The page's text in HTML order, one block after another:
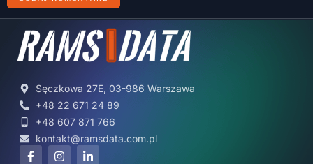
Sęczkowa 27E, 03-986 Warszawa
+48 22 671 24 89
+48 607 871 766
kontakt@ramsdata.com.pl